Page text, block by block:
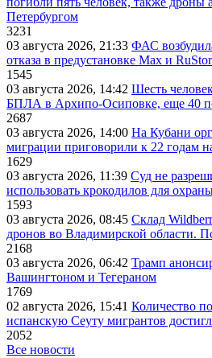
Петербургом
3231
03 августа 2026, 21:33 ФАС
отказа в предустановке Max и
1545
03 августа 2026, 14:42 Шесть
БПЛА в Архипо-Осиповке, еще 40
2687
03 августа 2026, 14:00 На Кубани
миграции приговорили к 22 годам
1629
03 августа 2026, 11:39 Суд не
использовать крокодилов для
1593
03 августа 2026, 08:45 Склад
дронов во Владимирской области.
2168
03 августа 2026, 06:42 Трамп
Вашингтоном и Тегераном
1769
02 августа 2026, 15:41 Количество
испанскую Сеуту мигрантов
2052
Все новости